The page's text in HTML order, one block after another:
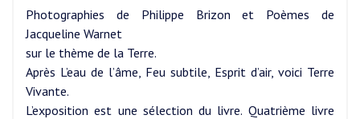
Photographies de Philippe Brizon et Poèmes de
Jacqueline Warnet
sur le thème de la Terre.
Après L’eau de l’âme, Feu subtile, Esprit d’air, voici Terre
Vivante.
L’exposition est une sélection du livre. Quatrième livre